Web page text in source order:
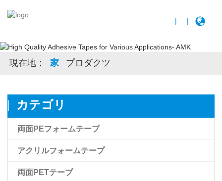
| |
現在地： 家 プロダクツ
カテゴリ
両面PEフォームテープ
アクリルフォームテープ
アクリルフォームテープ
両面PETテープ